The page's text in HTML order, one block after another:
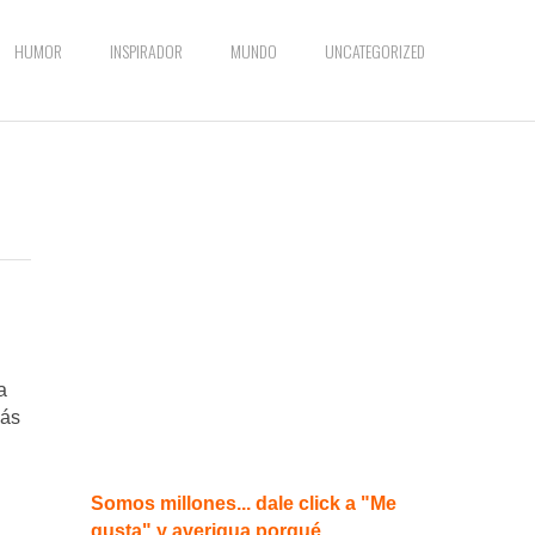
HUMOR INSPIRADOR MUNDO UNCATEGORIZED
Somos millones... dale click a "Me
gusta" y averigua porqué